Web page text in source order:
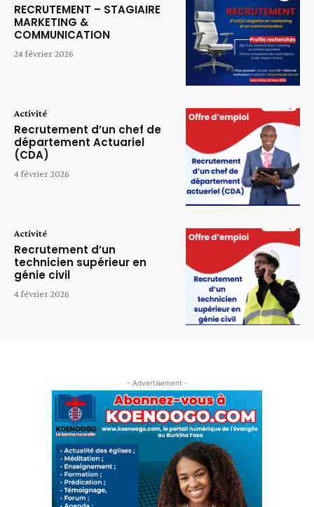
RECRUTEMENT – STAGIAIRE
MARKETING &
COMMUNICATION
24 février 2026
Activité
Recrutement d’un chef de
département Actuariel
(CDA)
4 février 2026
Activité
Recrutement d’un
technicien supérieur en
génie civil
4 février 2026
- Advertisement -